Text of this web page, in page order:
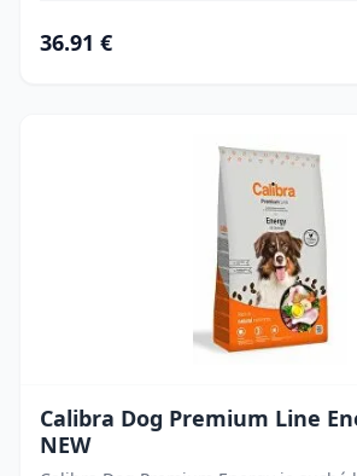
36.91 €
Calibra Dog Premium Line
NEW